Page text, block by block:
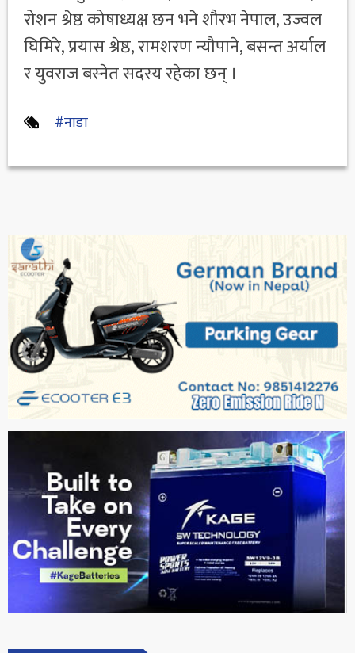
रोशन श्रेष्ठ कोषाध्यक्ष छन भने शौरभ नेपाल, उज्वल
घिमिरे, प्रयास श्रेष्ठ, रामशरण न्यौपाने, बसन्त अर्याल
र युवराज बस्नेत सदस्य रहेका छन् ।
#नाडा